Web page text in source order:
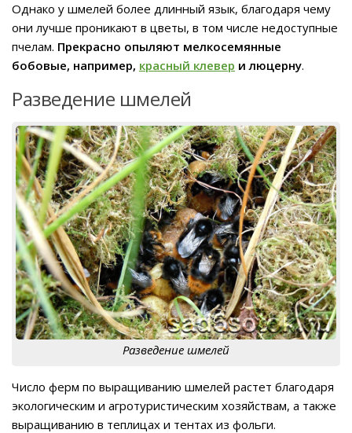
Однако у шмелей более длинный язык, благодаря чему
они лучше проникают в цветы, в том числе недоступные
пчелам. Прекрасно опыляют мелкосемянные
бобовые, например, красный клевер и люцерну.
Разведение шмелей
Разведение шмелей
Число ферм по выращиванию шмелей растет благодаря
экологическим и агротуристическим хозяйствам, а также
выращиванию в теплицах и тентах из фольги.